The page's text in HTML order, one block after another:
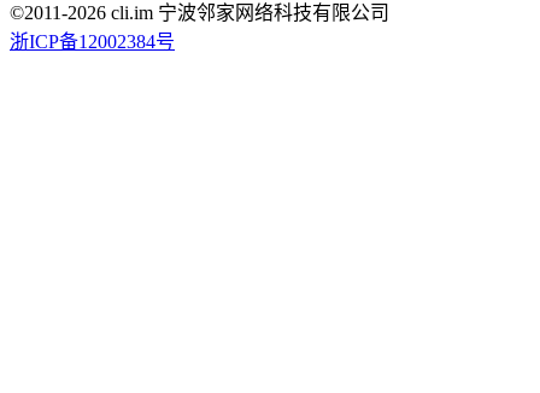
©2011-2026 cli.im 宁波邻家网络科技有限公司
浙ICP备12002384号